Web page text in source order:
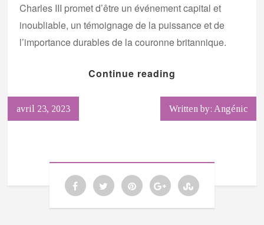
Charles III promet d’être un événement capital et
inoubliable, un témoignage de la puissance et de
l’importance durables de la couronne britannique.
Continue reading
avril 23, 2023 Written by: Angénic